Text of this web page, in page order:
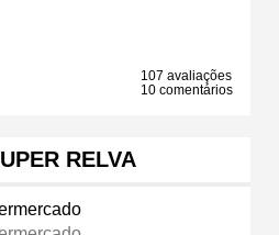
107 avaliações
10 comentários
RELVA